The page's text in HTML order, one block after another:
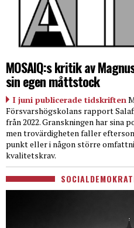
MOSAIQ:s kritik av
sin egen måttstock
I juni publicerade tidskriften
Försvarshögskolans rapport
från 2022. Granskningen har sina
men trovärdigheten faller
punkt eller i någon större
kvalitetskrav.